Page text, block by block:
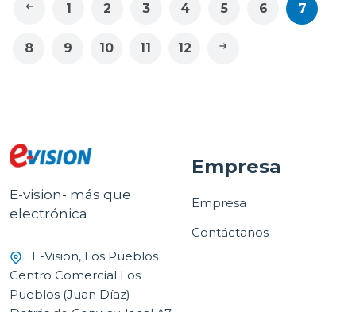
1 2 3 4 5 6 7
8 9 10 11 12
E-vision- más que
electrónica
E-Vision, Los Pueblos
Centro Comercial Los
Pueblos (Juan Díaz)
Empresa
Empresa
Contáctanos